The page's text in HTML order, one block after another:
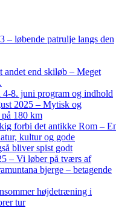
– løbende patrulje langs den
end skiløb – Meget
8. juni program og indhold
2025 – Mytisk og
180 km
forbi det antikke Rom –
kultur og gode
bliver spist godt
– Vi løber på tværs af
bjerge – betagende
højdetræning i
tur